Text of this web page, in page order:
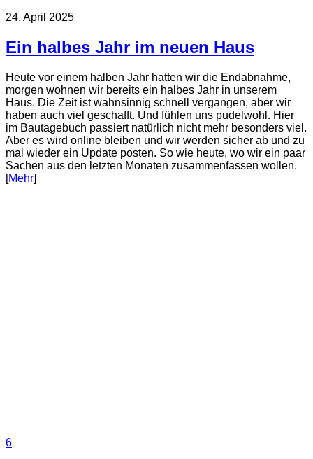
24. April 2025
Ein halbes Jahr im neuen Haus
Heute vor einem halben Jahr hatten wir die Endabnahme,
morgen wohnen wir bereits ein halbes Jahr in unserem
Haus. Die Zeit ist wahnsinnig schnell vergangen, aber wir
haben auch viel geschafft. Und fühlen uns pudelwohl. Hier
im Bautagebuch passiert natürlich nicht mehr besonders viel.
Aber es wird online bleiben und wir werden sicher ab und zu
mal wieder ein Update posten. So wie heute, wo wir ein paar
Sachen aus den letzten Monaten zusammenfassen wollen.
[Mehr]
6